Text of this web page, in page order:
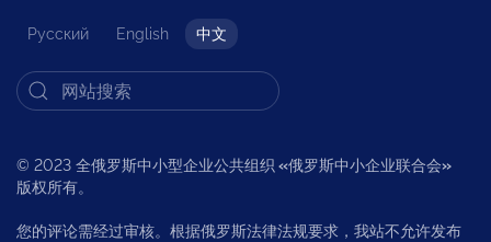
Русский English 中文
© 2023 全俄罗斯中小型企业公共组织 «俄罗斯中小企业联合会»
版权所有。
您的评论需经过审核。根据俄罗斯法律法规要求，我站不允许发布